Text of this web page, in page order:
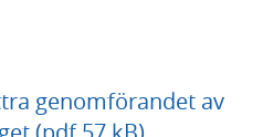
genomförandet av